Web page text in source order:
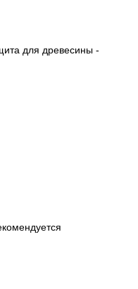
для древесины -